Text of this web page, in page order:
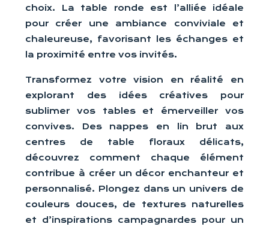
choix. La table ronde est l’alliée idéale
pour créer une ambiance conviviale et
chaleureuse, favorisant les échanges et
la proximité entre vos invités.
Transformez votre vision en réalité en
explorant des idées créatives pour
sublimer vos tables et émerveiller vos
convives. Des nappes en lin brut aux
centres de table floraux délicats,
découvrez comment chaque élément
contribue à créer un décor enchanteur et
personnalisé. Plongez dans un univers de
couleurs douces, de textures naturelles
et d’inspirations campagnardes pour un